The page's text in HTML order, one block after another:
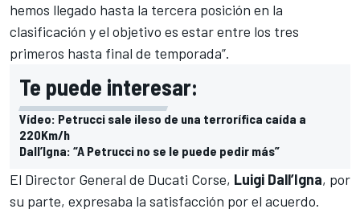
hemos llegado hasta la tercera posición en la
clasificación y el objetivo es estar entre los tres
primeros hasta final de temporada”.
Te puede interesar:
Vídeo: Petrucci sale ileso de una terrorífica caída a
220Km/h
Dall’Igna: “A Petrucci no se le puede pedir más”
El Director General de Ducati Corse, Luigi Dall’Igna, por
su parte, expresaba la satisfacción por el acuerdo.